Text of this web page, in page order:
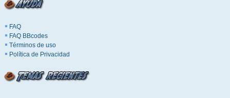
FAQ
FAQ BBcodes
Términos de uso
Política de Privacidad